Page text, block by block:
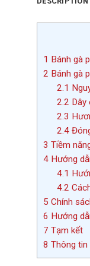
1 Bánh gà
2 Bánh gà
2.1
2.2 Dây
2.3
2.4
3 Tiềm
4 Hướng
4.1
4.2
5 Chính
6 Hướng
7 Tạm kết
8 Thông tin